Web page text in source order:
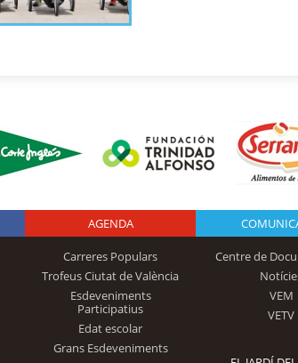
Logo Fundación
Trinidad Alfonso
AGENDA
Carreres Populars
Trofeus Ciutat de València
Esdeveniments
Participatius
Edat escolar
Grans Esdeveniments
Centre de
VEM
VETV